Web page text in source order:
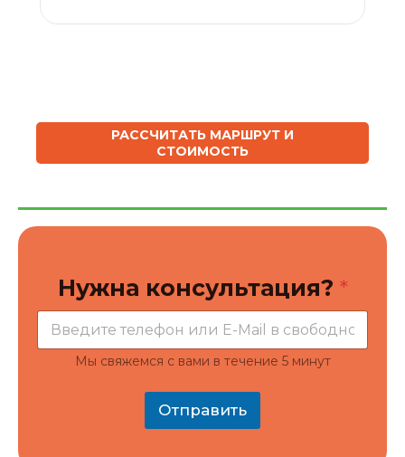
РАССЧИТАТЬ МАРШРУТ И
СТОИМОСТЬ
о
н
с
у
л
т
а
ц
Нужна консультация? *
Мы свяжемся с вами в течение 5 минут
Отправить